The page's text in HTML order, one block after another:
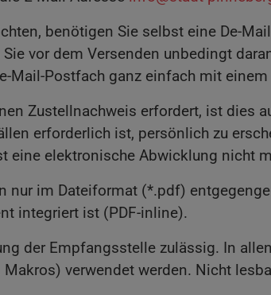
benötigen Sie selbst eine De-
vor dem Versenden unbedingt
Mail-Postfach ganz einfach mit
Zustellnachweis erfordert, ist dies
erforderlich ist, persönlich zu
eine elektronische Abwicklung nicht
nur im Dateiformat (*.pdf)
integriert ist (PDF-inline).
der Empfangsstelle zulässig. In
verwendet werden. Nicht